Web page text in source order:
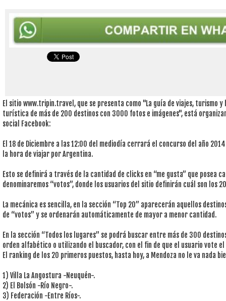
El sitio www.tripin.travel, que se presenta como "La guía de viajes, turismo
turística de más de 200 destinos con 3000 fotos e imágenes", está
social Facebook:
El 18 de Diciembre a las 12:00 del mediodía cerrará el concurso del año
la hora de viajar por Argentina.
Esto se definirá a través de la cantidad de clicks en “me gusta” que posea
denominaremos “votos”, donde los usuarios del sitio definirán cuál son los
La mecánica es sencilla, en la sección “Top 20” aparecerán aquellos
de “votos” y se ordenarán automáticamente de mayor a menor cantidad.
En la sección “Todos los lugares” se podrá buscar entre más de 300
orden alfabético o utilizando el buscador, con el fin de que el usuario vote el
El ranking de los 20 primeros puestos, hasta hoy, a Mendoza no le va nada
1) Villa La Angostura -Neuquén-.
2) El Bolsón -Río Negro-.
3) Federación -Entre Ríos-.